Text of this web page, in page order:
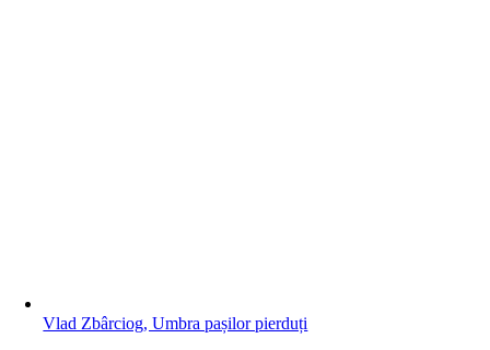
Vlad Zbârciog, Umbra pașilor pierduți